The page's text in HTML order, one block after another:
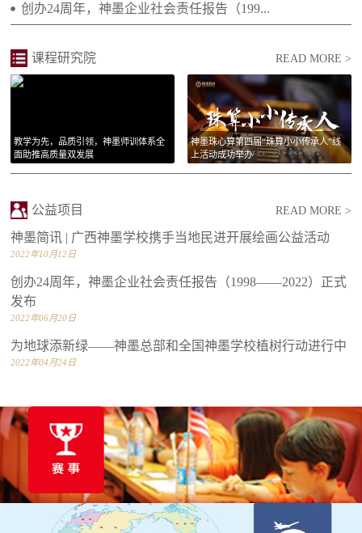
2021.01.14 长大后我就成为了你
创办24周年，神墨企业社会责任报告（199...
READ MORE >
课程研究院
教学为先，品质引领，神墨师训体系全
面助推高质量双发展
神墨珠心算第四届“珠算小小传承人”线
上活动成功举办
READ MORE >
公益项目
神墨简讯 | 广西神墨学校携手当地民进开展绘画公益活动
2022年10月12日
创办24周年，神墨企业社会责任报告（1998——2022）正式
发布
2022年06月20日
为地球添新绿——神墨总部和全国神墨学校植树行动进行中
2022年04月24日